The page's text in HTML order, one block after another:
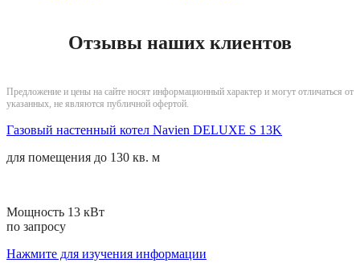
Отзывы наших клиентов
Предложение и цены на сайте носят информационный характер и могут отличаться от
указанных, не являются публичной офертой.
Газовый настенный котел Navien DELUXE S 13K
для помещения до 130 кв. м
Мощность 13 кВт
по запросу
Нажмите для изучения информации